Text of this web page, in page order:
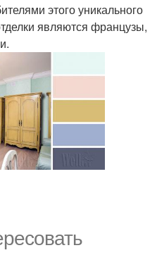
этого уникального
являются французы,